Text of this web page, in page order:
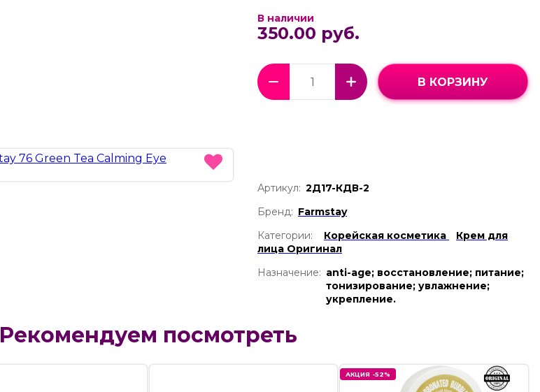
В наличии
350.00 руб.
В КОРЗИНУ
Артикул: 2Д17-КДВ-2
Бренд: Farmstay
Категории:
Корейская косметика
Крем для
лица Оригинал
Назначение: anti-age; восстановление; питание;
тонизирование; увлажнение;
укрепление.
Рекомендуем посмотреть
АКЦИЯ -52%